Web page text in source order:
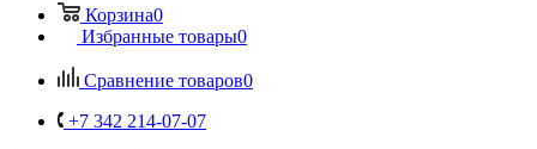
Корзина0
Избранные товары0
Сравнение товаров0
+7 342 214-07-07